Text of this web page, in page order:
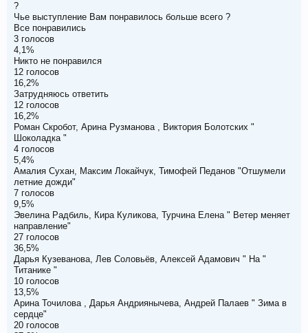
?
Чье выступление Вам понравилось больше всего ?
Все понравились
3 голосов
4,1%
Никто не понравился
12 голосов
16,2%
Затрудняюсь ответить
12 голосов
16,2%
Роман Скробот, Арина Рузманова , Виктория Болотских "
Шоколадка "
4 голосов
5,4%
Амалия Сухан, Максим Локайчук, Тимофей Педанов "Отшумели
летние дожди"
7 голосов
9,5%
Эвелина Радбиль, Кира Куликова, Турчина Елена " Ветер меняет
направление"
27 голосов
36,5%
Дарья Кузеванова, Лев Соловьёв, Алексей Адамович " На "
Титанике "
10 голосов
13,5%
Арина Точилова , Дарья Андриянычева, Андрей Палаев " Зима в
сердце"
20 голосов